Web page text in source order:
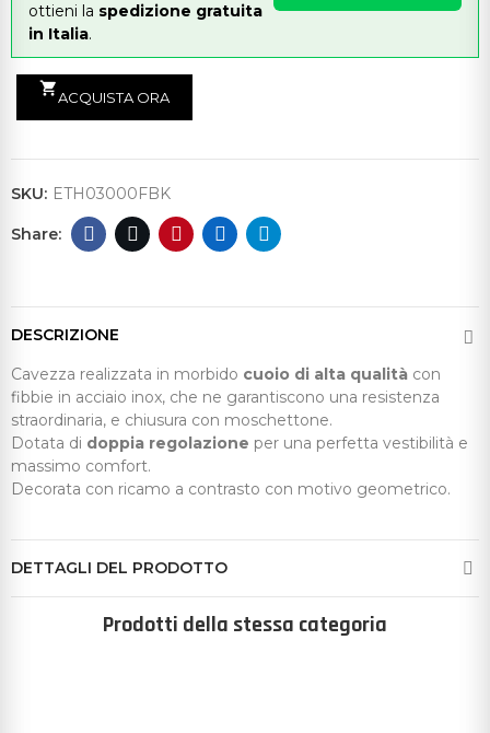
ottieni la spedizione gratuita
in Italia.
shopping_cart
ACQUISTA ORA
SKU: ETH03000FBK
DESCRIZIONE
Cavezza realizzata in morbido cuoio di alta qualità con
fibbie in acciaio inox, che ne garantiscono una resistenza
straordinaria, e chiusura con moschettone.
Dotata di doppia regolazione per una perfetta vestibilità e
massimo comfort.
Decorata con ricamo a contrasto con motivo geometrico.
DETTAGLI DEL PRODOTTO
Prodotti della stessa categoria